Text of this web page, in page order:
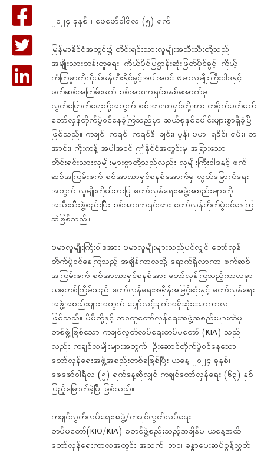
၂၀၂၄ ခုနှစ် ၊ ဖေဖော်ဝါရီလ (၅) ရက်
မြန်မာနိုင်ငံအတွင်း၌ တိုင်းရင်းသားလူမျိုးအသီးသီးတို့သည်
အမျိုးသားတန်းတူရေး၊ ကိုယ်ပိုင်ပြဋ္ဌာန်းဆုံးဖြတ်ပိုင်ခွင့်၊ ကိုယ့်
ကံကြမ္မာကိုကိုယ်ဖန်တီးနိုင်ခွင့်အပါအဝင် ဗမာလူမျိုးကြီးဝါဒနှင့်
ဖက်ဆစ်အကြမ်းဖက် စစ်အာဏာရှင်စနစ်အောက်မှ
လွတ်မြောက်ရေးတို့အတွက် စစ်အာဏာရှင်တို့အား တစိုက်မတ်မတ်
တော်လှန်တိုက်ပွဲဝင်နေခဲ့ကြသည်မှာ ဆယ်စုနှစ်ပေါင်းများစွာရှိခဲ့ပြီ
ဖြစ်သည်။ ကချင်၊ ကရင်၊ ကရင်နီ၊ ချင်း၊ မွန်၊ ဗမာ၊ ရခိုင်၊ ရှမ်း၊ တ
အာင်း၊ ကိုးကန့် အပါအဝင် ဤနိုင်ငံအတွင်းမှ အခြားသော
တိုင်းရင်းသားလူမျိုးများစွာတို့သည်လည်း လူမျိုးကြီးဝါဒနှင့် ဖက်
ဆစ်အကြမ်းဖက် စစ်အာဏာရှင်စနစ်အောက်မှ လွတ်မြောက်ရေး
အတွက် လူမျိုးကိုယ်စားပြု တော်လှန်ရေးအဖွဲ့အစည်းများကို
အသီးသီးဖွဲ့စည်းပြီး စစ်အာဏာရှင်အား တော်လှန်တိုက်ပွဲဝင်နေကြ
ဆဲဖြစ်သည်။
ဗမာလူမျိုးကြီးဝါဒအား ဗမာလူမျိုးများသည်ပင်လျှင် တော်လှန်
တိုက်ပွဲဝင်နေကြသည့် အချိန်ကာလသို့ ရောက်ရှိလာကာ ဖက်ဆစ်
အကြမ်းဖက် စစ်အာဏာရှင်စနစ်အား တော်လှန်ကြသည့်ကာလမှာ
ယခုတစ်ကြိမ်သည် တော်လှန်ရေးအရှိန်အမြင့်ဆုံးနှင့် တော်လှန်ရေး
အဖွဲ့အစည်းများအတွက် မျှော်လင့်ချက်အရှိဆုံးသောကာလ
ဖြစ်သည်။ မိမိတို့နှင့် ဘဝတူတော်လှန်ရေးအဖွဲ့အစည်းများထဲမှ
တစ်ဖွဲ့ဖြစ်သော ကချင်လွတ်လပ်ရေးတပ်မတော် (KIA) သည်
လည်း ကချင်လူမျိုးများအတွက် ဦးဆောင်တိုက်ပွဲဝင်နေသော
တော်လှန်ရေးအဖွဲ့အစည်းတစ်ခုဖြစ်ပြီး ယနေ့ ၂၀၂၄ ခုနှစ်၊
ဖေဖော်ဝါရီလ (၅) ရက်နေ့ဆိုလျှင် ကချင်တော်လှန်ရေး (၆၃) နှစ်
ပြည့်မြောက်ခဲ့ပြီ ဖြစ်သည်။
ကချင်လွတ်လပ်ရေးအဖွဲ့/ကချင်လွတ်လပ်ရေး
တပ်မတော်(KIO/KIA) စတင်ဖွဲ့စည်းသည့်အချိန်မှ ယနေ့အထိ
တော်လှန်ရေးကာလအတွင်း အသက်၊ ဘဝ၊ ခန္ဓာပေးဆပ်စွန့်လွှတ်